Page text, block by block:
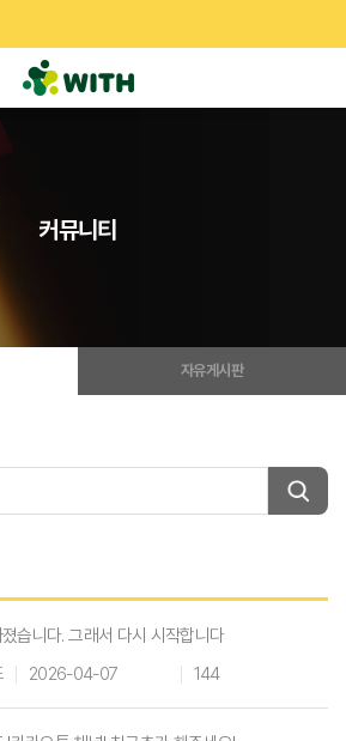
문
화
술
네
워
크
드
(
I
T
H
커뮤니티
자유게시판
습니다. 그래서 다시 시작합니다
2026-04-07 144